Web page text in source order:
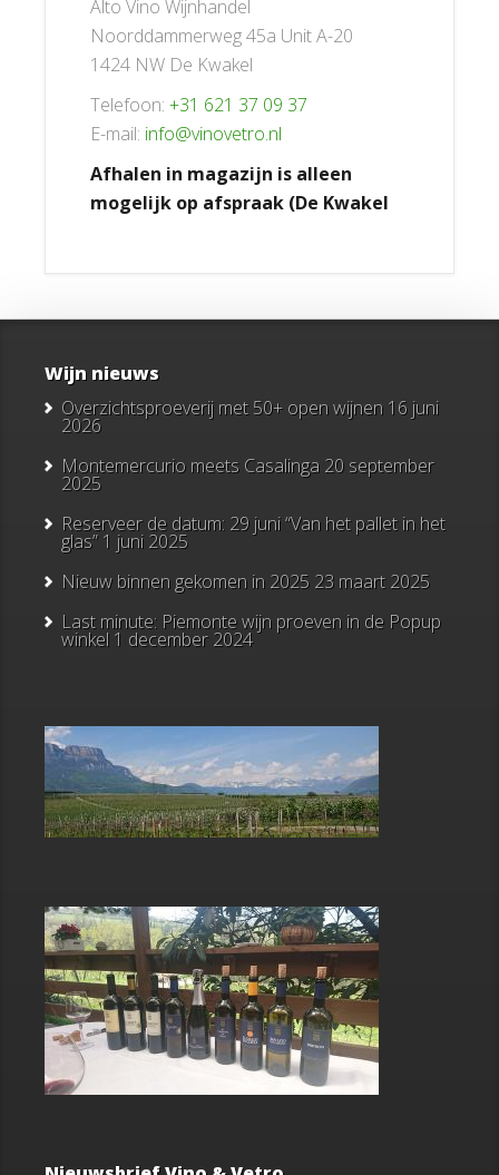
Alto Vino Wijnhandel
Noorddammerweg 45a Unit A-20
1424 NW De Kwakel
Telefoon: +31 621 37 09 37
E-mail: info@vinovetro.nl
Afhalen in magazijn is alleen
mogelijk op afspraak (De Kwakel
Wijn nieuws
Overzichtsproeverij met 50+ open wijnen 16 juni
2026
Montemercurio meets Casalinga 20 september
2025
Reserveer de datum: 29 juni “Van het pallet in het
glas” 1 juni 2025
Nieuw binnen gekomen in 2025 23 maart 2025
Last minute: Piemonte wijn proeven in de Popup
winkel 1 december 2024